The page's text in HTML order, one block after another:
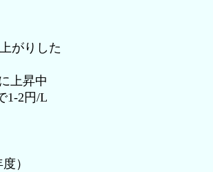
がりした
上昇中
1-2円/L
）